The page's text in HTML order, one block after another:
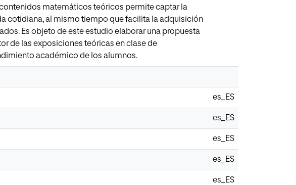
matemáticos teóricos permite captar la
cotidiana, al mismo tiempo que facilita la adquisición
Es objeto de este estudio elaborar una propuesta
de las exposiciones teóricas en clase de
académico de los alumnos.
es_ES
es_ES
es_ES
es_ES
es_ES